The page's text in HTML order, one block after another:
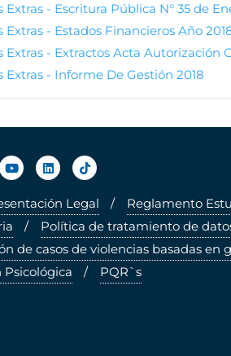
- Escritura Pública N° 35 de
- Estados Financieros Año
Extras - Extractos Acta Autorización
Extras - Informe De Gestión 2018
Legal Reglamento
Política de tratamiento de
de casos de violencias basadas en
PQR`s